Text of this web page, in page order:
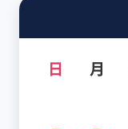
日 月